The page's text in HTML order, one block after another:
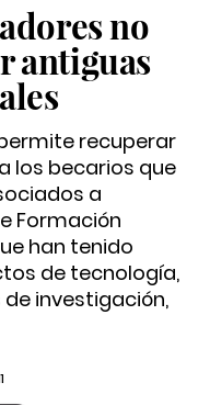
no
antiguas
recuperar
los becarios que
a
Formación
han tenido
de tecnología,
investigación,